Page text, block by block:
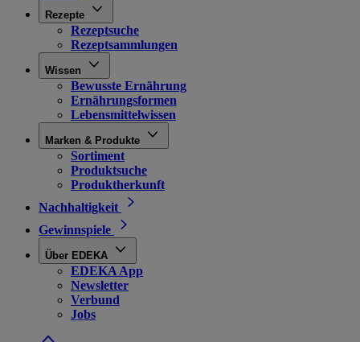
Rezepte
Rezeptsuche
Rezeptsammlungen
Wissen
Bewusste Ernährung
Ernährungsformen
Lebensmittelwissen
Marken & Produkte
Sortiment
Produktsuche
Produktherkunft
Nachhaltigkeit
Gewinnspiele
Über EDEKA
EDEKA App
Newsletter
Verbund
Jobs